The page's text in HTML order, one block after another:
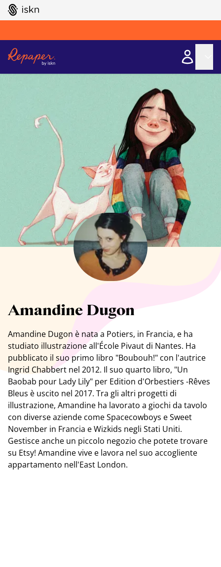
GO TO ISKN HOME
Amandine Dugon
Amandine Dugon è nata a Potiers, in Francia, e ha
studiato illustrazione all'École Pivaut di Nantes. Ha
pubblicato il suo primo libro "Boubouh!" con l'autrice
Ingrid Chabbert nel 2012. Il suo quarto libro, "Un
Baobab pour Lady Lily" per Edition d'Orbestiers -Rêves
Bleus è uscito nel 2017. Tra gli altri progetti di
illustrazione, Amandine ha lavorato a giochi da tavolo
con diverse aziende come Spacecowboys e Sweet
November in Francia e Wizkids negli Stati Uniti.
Gestisce anche un piccolo negozio che potete trovare
su Etsy! Amandine vive e lavora nel suo accogliente
appartamento nell'East London.